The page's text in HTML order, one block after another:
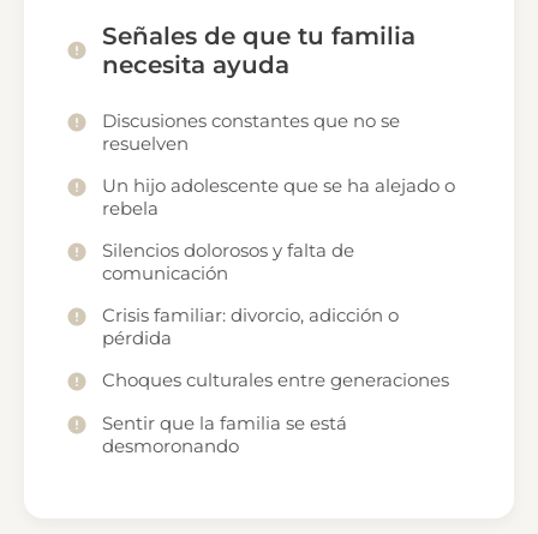
Señales de que tu familia
necesita ayuda
Discusiones constantes que no se
resuelven
Un hijo adolescente que se ha alejado o
rebela
Silencios dolorosos y falta de
comunicación
Crisis familiar: divorcio, adicción o
pérdida
Choques culturales entre generaciones
Sentir que la familia se está
desmoronando